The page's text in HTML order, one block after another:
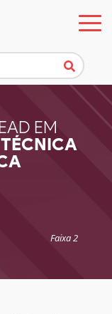
EM
Faixa 2